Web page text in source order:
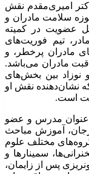
امیری‌مقدم نقش
سلامت مادران و
عضویت در کمیته
تیم فوریت‌های
مادران پرخطر، و
مادران می‌باشد.
نوزاد بین بخش‌های
نشان‌دهنده نقش او
است.
عنوان مدرس و عضو
آموزش مباحث
مختلف علوم
سمینارها و
پس از زایمان،